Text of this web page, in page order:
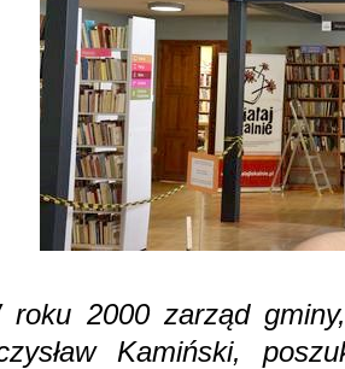
2000 zarząd
Kamiński,